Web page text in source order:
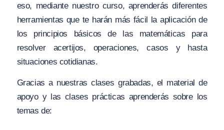
eso, mediante nuestro curso, aprenderás diferentes
herramientas que te harán más fácil la aplicación de
los principios básicos de las matemáticas para
resolver acertijos, operaciones, casos y hasta
situaciones cotidianas.
Gracias a nuestras clases grabadas, el material de
apoyo y las clases prácticas aprenderás sobre los
temas de: